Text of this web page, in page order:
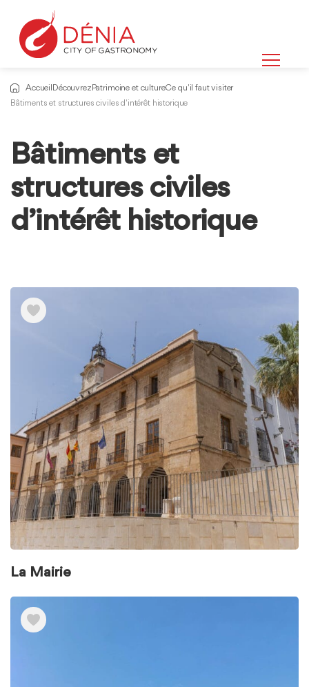
Accueil Découvrez Patrimoine et cultureCe qu'il faut visiter
Bâtiments et structures civiles d'intérêt historique
Bâtiments et
structures civiles
d’intérêt historique
Informations
sur
La Mairie